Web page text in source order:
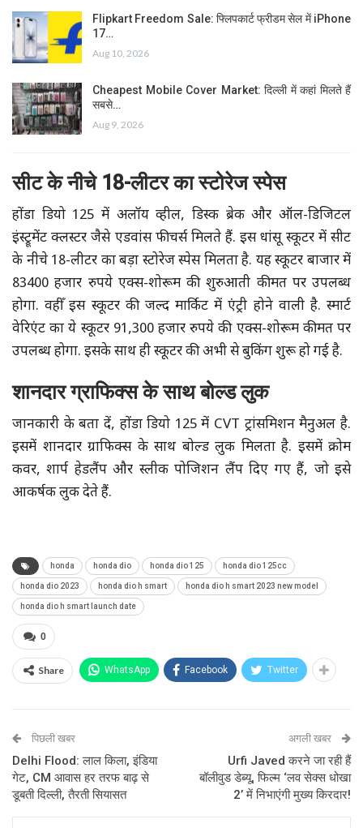
Flipkart Freedom Sale: फ्लिपकार्ट फ्रीडम सेल में iPhone
17…
Aug 10, 2026
Cheapest Mobile Cover Market: दिल्ली में कहां मिलते हैं
सबसे…
Aug 9, 2026
सीट के नीचे 18-लीटर का स्टोरेज स्पेस
होंडा डियो 125 में अलॉय व्हील, डिस्क ब्रेक और ऑल-डिजिटल
इंस्ट्रूमेंट क्लस्टर जैसे एडवांस फीचर्स मिलते हैं. इस धांसू स्कूटर में सीट
के नीचे 18-लीटर का बड़ा स्टोरेज स्पेस मिलता है. यह स्कूटर बाजार में
83400 हजार रुपये एक्स-शोरूम की शुरुआती कीमत पर उपलब्ध
होगा. वहीँ इस स्कूटर की जल्द मार्किट में एंट्री होने वाली है. स्मार्ट
वेरिएंट का ये स्कूटर 91,300 हजार रुपये की एक्स-शोरूम कीमत पर
उपलब्ध होगा. इसके साथ ही स्कूटर की अभी से बुकिंग शुरू हो गई है.
शानदार ग्राफिक्स के साथ बोल्ड लुक
जानकारी के बता दें, होंडा डियो 125 में CVT ट्रांसमिशन मैनुअल है.
इसमें शानदार ग्राफिक्स के साथ बोल्ड लुक मिलता है. इसमें क्रोम
कवर, शार्प हेडलैंप और स्लीक पोजिशन लैंप दिए गए हैं, जो इसे
आकर्षक लुक देते हैं.
honda honda dio honda dio 125 honda dio 125cc
honda dio 2023 honda dio h smart honda dio h smart 2023 new model
honda dio h smart launch date
0
Share WhatsApp Facebook Twitter
पिछली खबर
Delhi Flood: लाल किला, इंडिया
गेट, CM आवास हर तरफ बाढ़ से
डूबती दिल्ली, तैरती सियासत
अगली खबर
Urfi Javed करने जा रही हैं
बॉलीवुड डेब्यू, फिल्म ‘लव सेक्स धोखा
2’ में निभाएंगी मुख्य किरदार!